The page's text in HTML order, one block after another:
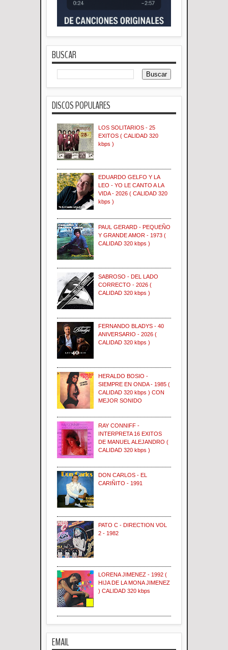
BUSCAR
DISCOS POPULARES
LOS SOLITARIOS - 25
EXITOS ( CALIDAD 320
kbps )
EDUARDO GELFO Y LA
LEO - YO LE CANTO A LA
VIDA - 2026 ( CALIDAD 320
kbps )
PAUL GERARD - PEQUEÑO
Y GRANDE AMOR - 1973 (
CALIDAD 320 kbps )
SABROSO - DEL LADO
CORRECTO - 2026 (
CALIDAD 320 kbps )
FERNANDO BLADYS - 40
ANIVERSARIO - 2026 (
CALIDAD 320 kbps )
HERALDO BOSIO -
SIEMPRE EN ONDA - 1985 (
CALIDAD 320 kbps ) CON
MEJOR SONIDO
RAY CONNIFF -
INTERPRETA 16 EXITOS
DE MANUEL ALEJANDRO (
CALIDAD 320 kbps )
DON CARLOS - EL
CARIÑITO - 1991
PATO C - DIRECTION VOL
2 - 1982
LORENA JIMENEZ - 1992 (
HIJA DE LA MONA JIMENEZ
) CALIDAD 320 kbps
EMAIL